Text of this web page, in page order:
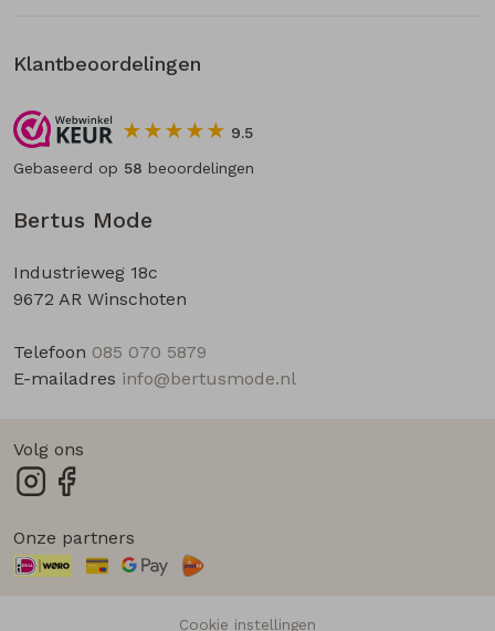
Bertus Mode
Industrieweg 18c
9672 AR Winschoten
Telefoon 085 070 5879
E-mailadres info@bertusmode.nl
Klantbeoordelingen
9.5
Gebaseerd op 58 beoordelingen
Volg ons
Onze partners
Cookie instellingen